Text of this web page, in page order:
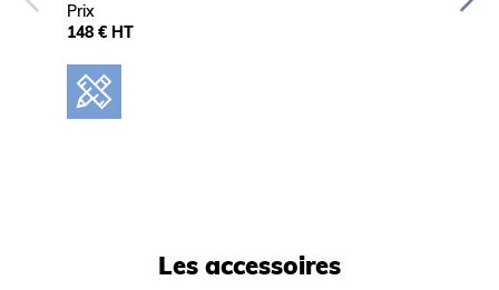
Prix
148 € HT
Prix
Les accessoires